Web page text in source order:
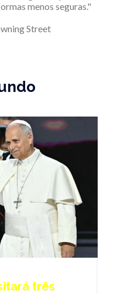
menos seguras."
Street
três